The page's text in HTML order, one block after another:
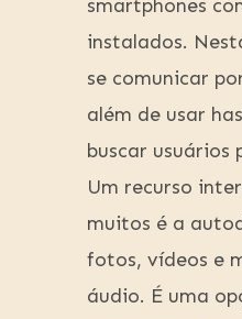
smartphones
instalados.
se comunicar
além de usar
buscar usuários
Um recurso
muitos é a
fotos, vídeos e
áudio. É uma